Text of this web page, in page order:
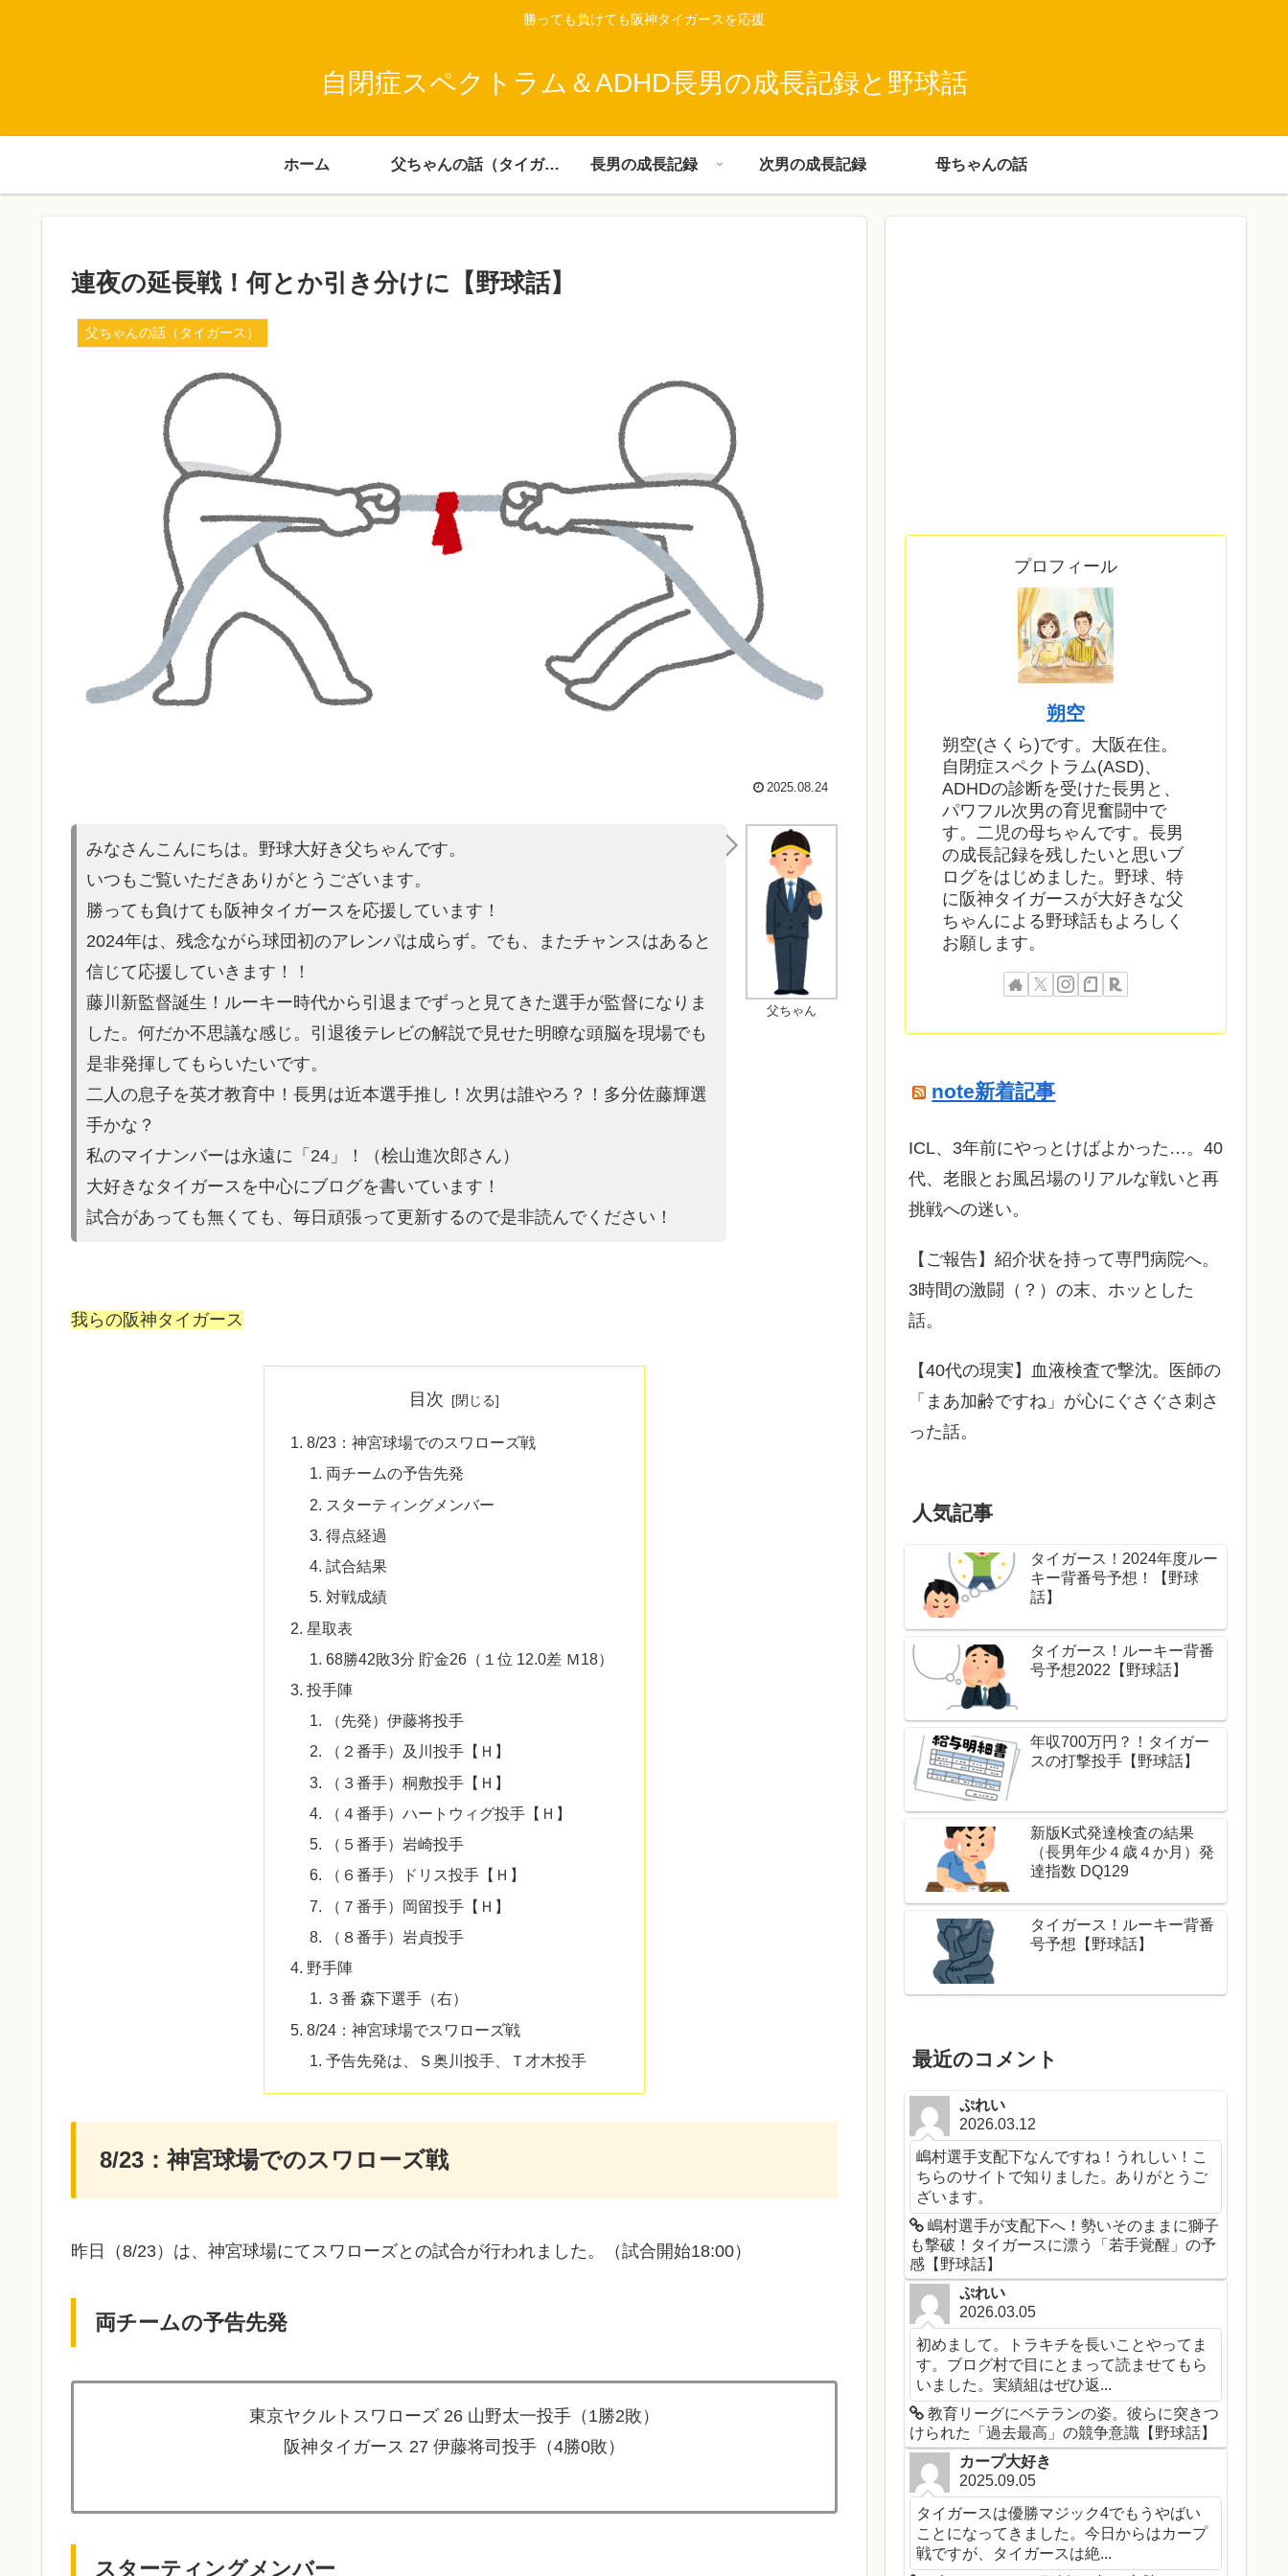
勝っても負けても阪神タイガースを応援
自閉症スペクトラム＆ADHD長男の成長記録と野球話
ホーム 父ちゃんの話（タイガース） 長男の成長記録 次男の成長記録 母ちゃんの話
連夜の延長戦！何とか引き分けに【野球話】
父ちゃんの話（タイガース）
2025.08.24
父ちゃん
みなさんこんにちは。野球大好き父ちゃんです。
いつもご覧いただきありがとうございます。
勝っても負けても阪神タイガースを応援しています！
2024年は、残念ながら球団初のアレンパは成らず。でも、またチャンスはあると
信じて応援していきます！！
藤川新監督誕生！ルーキー時代から引退までずっと見てきた選手が監督になりま
した。何だか不思議な感じ。引退後テレビの解説で見せた明瞭な頭脳を現場でも
是非発揮してもらいたいです。
二人の息子を英才教育中！長男は近本選手推し！次男は誰やろ？！多分佐藤輝選
手かな？
私のマイナンバーは永遠に「24」！（桧山進次郎さん）
大好きなタイガースを中心にブログを書いています！
試合があって も無くても、毎日頑張って更新するので是非読んでください！
我らの阪神タイガース
目次
8/23：神宮球場でのスワローズ戦
両チームの予告先発
スターティングメンバー
得点経過
試合結果
対戦成績
星取表
68勝42敗3分 貯金26（１位 12.0差 Ｍ18）
投手陣
（先発）伊藤将投手
（２番手）及川投手【Ｈ】
（３番手）桐敷投手【Ｈ】
（４番手）ハートウィグ投手【Ｈ】
（５番手）岩崎投手
（６番手）ドリス投手【Ｈ】
（７番手）岡留投手【Ｈ】
（８番手）岩貞投手
野手陣
３番 森下選手（右）
8/24：神宮球場でスワローズ戦
予告先発は、Ｓ奥川投手、Ｔ才木投手
8/23：神宮球場でのスワローズ戦
昨日（8/23）は、神宮球場にてスワローズとの試合が行われました。（試合開始18:00）
両チームの予告先発
東京ヤクルトスワローズ 26 山野太一投手（1勝2敗）
阪神タイガース 27 伊藤将司投手（4勝0敗）
スターティングメンバー
プロフィール
朔空
朔空(さくら)です。大阪在住。
自閉症スペクトラム(ASD)、
ADHDの診断を受けた長男と、
パワフル次男の育児奮闘中で
す。二児の母ちゃんです。長男
の成長記録を残したいと思いブ
ログをはじめました。野球、特
に阪神タイガースが大好きな父
ちゃんによる野球話もよろしく
お願します。
note新着記事
ICL、3年前にやっとけばよかった…。40
代、老眼とお風呂場のリアルな戦いと再
挑戦への迷い。
​【ご報告】紹介状を持って専門病院へ。
3時間の激闘（？）の末、ホッとした
話。
【40代の現実】血液検査で撃沈。医師の
「まあ加齢ですね」が心にぐさぐさ刺さ
った話。
人気記事
タイガース！2024年度ルー
キー背番号予想！【野球
話】
タイガース！ルーキー背番
号予想2022【野球話】
年収700万円？！タイガー
スの打撃投手【野球話】
新版K式発達検査の結果
（長男年少４歳４か月）発
達指数 DQ129
タイガース！ルーキー背番
号予想【野球話】
最近のコメント
ぷれい
2026.03.12
嶋村選手支配下なんですね！うれしい！こ
ちらのサイトで知りました。ありがとうご
ざいます。
嶋村選手が支配下へ！勢いそのままに獅子
も撃破！タイガースに漂う「若手覚醒」の予
感【野球話】
ぷれい
2026.03.05
初めまして。トラキチを長いことやってま
す。ブログ村で目にとまって読ませてもら
いました。実績組はぜひ返...
教育リーグにベテランの姿。彼らに突きつ
けられた「過去最高」の競争意識【野球話】
カープ大好き
2025.09.05
タイガースは優勝マジック4でもうやばい
ことになってきました。今日からはカープ
戦ですが、タイガースは絶...